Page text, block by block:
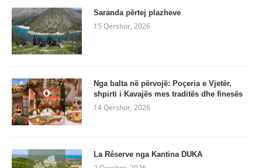
Saranda përtej plazheve
15 Qershor, 2026
Nga balta në përvojë: Poçeria e Vjetër,
shpirti i Kavajës mes traditës dhe finesës
14 Qershor, 2026
La Réserve nga Kantina DUKA